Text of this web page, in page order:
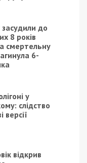
розвитку
і керує киянин
адресу з
експертів у
галузі».
та директором
разом з